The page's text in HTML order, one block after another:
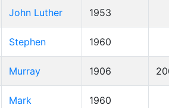
John Luther 1953
Stephen 1960
Murray 1906
Mark 1960